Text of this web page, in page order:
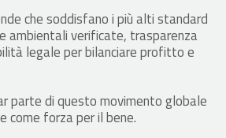
che soddisfano i più alti standard
ambientali verificate, trasparenza
legale per bilanciare profitto e
parte di questo movimento globale
come forza per il bene.